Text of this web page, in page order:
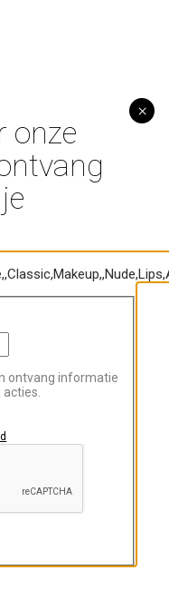
Gel
Gel
Gel
Krul
onze
ontvang informatie
acties.
×